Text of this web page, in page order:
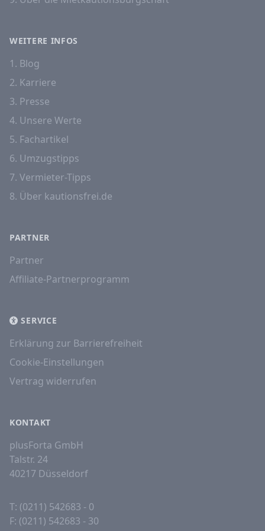
WEITERE INFOS
1. Blog
2. Karriere
3. Presse
4. Unsere Werte
5. Fachartikel
6. Umzugstipps
7. Vermieter-Tipps
8. Über kautionsfrei.de
PARTNER
Partner
Affiliate-Partnerprogramm
SERVICE
Erklärung zur Barrierefreiheit
Cookie-Einstellungen
Vertrag widerrufen
KONTAKT
plusForta GmbH
Talstr. 24
40217 Düsseldorf
T: (0211) 542683 - 0
F: (0211) 542683 - 30